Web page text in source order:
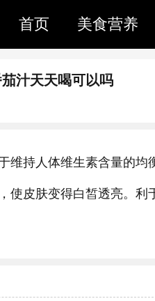
首页 美食营养
汁天天喝可以吗
维持人体维生素含量的
使皮肤变得白皙透亮。